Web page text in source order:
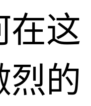
在这
烈的